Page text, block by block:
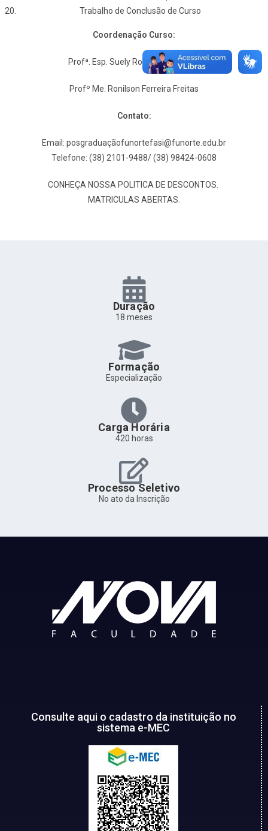
Trabalho de Conclusão de Curso
Coordenação Curso:
Profª. Esp. Suely Rodrigues Pereira
Profº Me. Ronilson Ferreira Freitas
Contato:
Email: posgraduaçãofunortefasi@funorte.edu.br
Telefone: (38) 2101-9488/ (38) 98424-0608
CONHEÇA NOSSA POLITICA DE DESCONTOS.
MATRICULAS ABERTAS.
Duração
18 meses
Formação
Especialização
Carga Horária
420 horas
Processo Seletivo
No ato da Inscrição
Consulte aqui o cadastro da instituição no
sistema e-MEC